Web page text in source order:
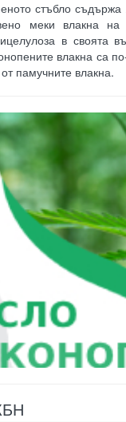
стъбло
меки влакна
в своята
влакна са
памучните влакна.